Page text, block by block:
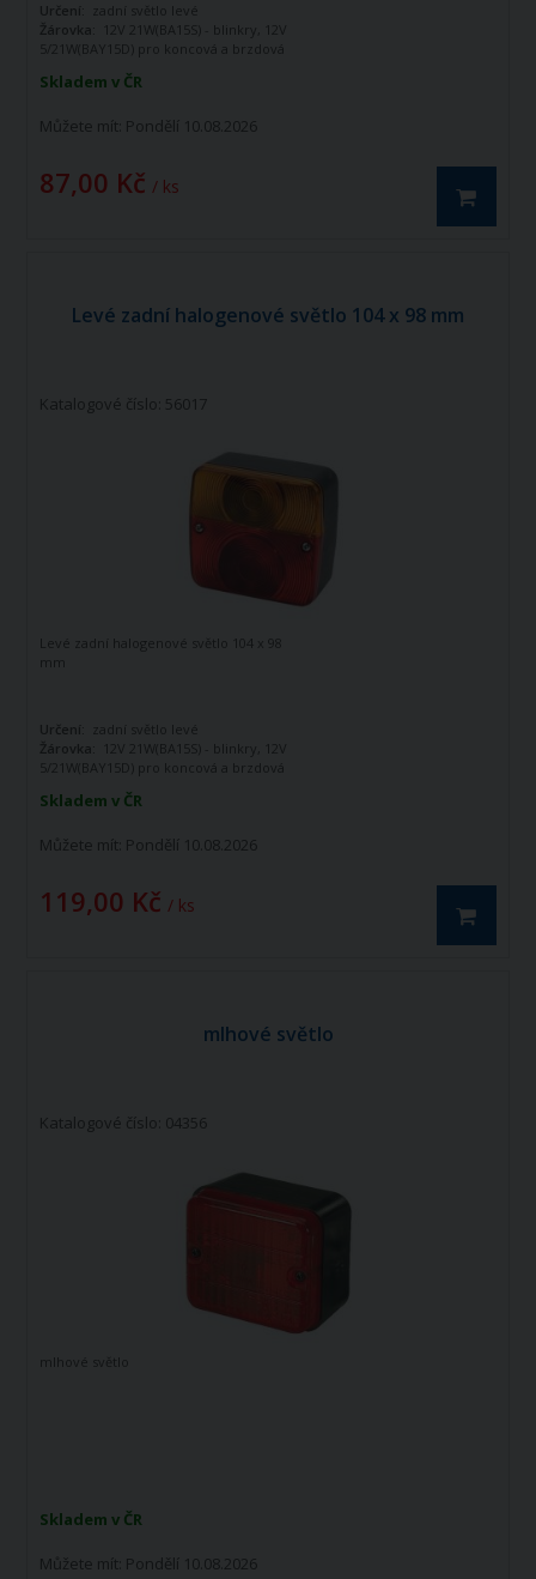
Skladem v ČR
Můžete mít: Pondělí 10.08.2026
87,00 Kč / ks
Určení: zadní světlo levé
Žárovka:
12V 21W(BA15S) - blinkry, 12V
5/21W(BAY15D) pro koncová a brzdová
Napětí (V):12 V
Levé zadní halogenové světlo 104 x 98 mm
Katalogové číslo: 56017
Skladem v ČR
Můžete mít: Pondělí 10.08.2026
119,00 Kč / ks
Levé zadní halogenové světlo 104 x 98
mm
Určení: zadní světlo levé
Žárovka:
12V 21W(BA15S) - blinkry, 12V
5/21W(BAY15D) pro koncová a brzdová
Napětí (V):12 V
mlhové světlo
Katalogové číslo: 04356
Skladem v ČR
Můžete mít: Pondělí 10.08.2026
mlhové světlo